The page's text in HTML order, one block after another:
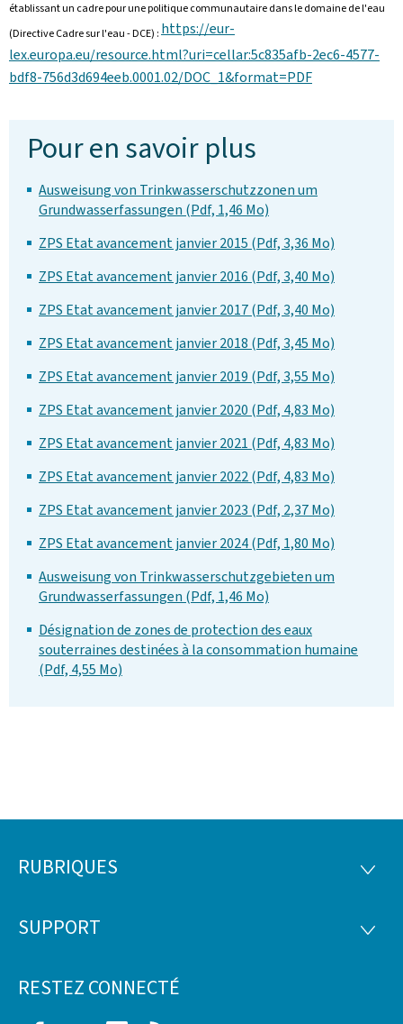
établissant un cadre pour une politique communautaire dans le domaine de l'eau
(Directive Cadre sur l'eau - DCE) : https://eur-
lex.europa.eu/resource.html?uri=cellar:5c835afb-2ec6-4577-
bdf8-756d3d694eeb.0001.02/DOC_1&format=PDF
Pour en savoir plus
Ausweisung von Trinkwasserschutzzonen um
Grundwasserfassungen (Pdf, 1,46 Mo)
ZPS Etat avancement janvier 2015 (Pdf, 3,36 Mo)
ZPS Etat avancement janvier 2016 (Pdf, 3,40 Mo)
ZPS Etat avancement janvier 2017 (Pdf, 3,40 Mo)
ZPS Etat avancement janvier 2018 (Pdf, 3,45 Mo)
ZPS Etat avancement janvier 2019 (Pdf, 3,55 Mo)
ZPS Etat avancement janvier 2020 (Pdf, 4,83 Mo)
ZPS Etat avancement janvier 2021 (Pdf, 4,83 Mo)
ZPS Etat avancement janvier 2022 (Pdf, 4,83 Mo)
ZPS Etat avancement janvier 2023 (Pdf, 2,37 Mo)
ZPS Etat avancement janvier 2024 (Pdf, 1,80 Mo)
Ausweisung von Trinkwasserschutzgebieten um
Grundwasserfassungen (Pdf, 1,46 Mo)
Désignation de zones de protection des eaux
souterraines destinées à la consommation humaine
(Pdf, 4,55 Mo)
Pied
page
RUBRIQUES
SUPPORT
RESTEZ CONNECTÉ